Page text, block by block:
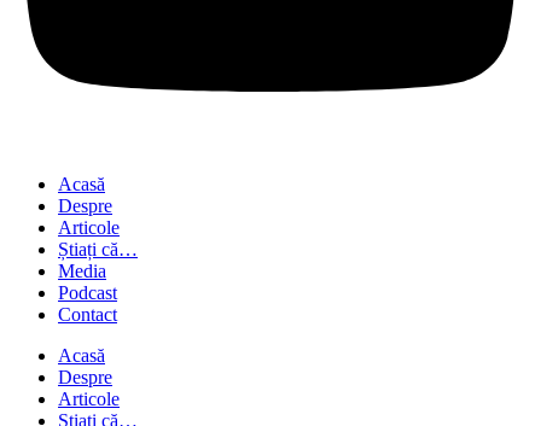
Acasă
Despre
Articole
Știați că…
Media
Podcast
Contact
Acasă
Despre
Articole
Știați că…